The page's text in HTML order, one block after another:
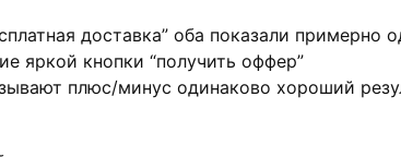
доставка” оба показали примерно
яркой кнопки “получить оффер”
плюс/минус одинаково хороший